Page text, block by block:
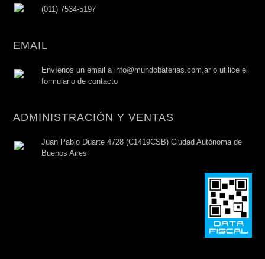
(011) 7534-5197
EMAIL
Envíenos un email a info@mundobaterias.com.ar o utilice el
formulario de contacto
ADMINISTRACIÓN Y VENTAS
Juan Pablo Duarte 4728 (C1419CSB) Ciudad Autónoma de
Buenos Aires